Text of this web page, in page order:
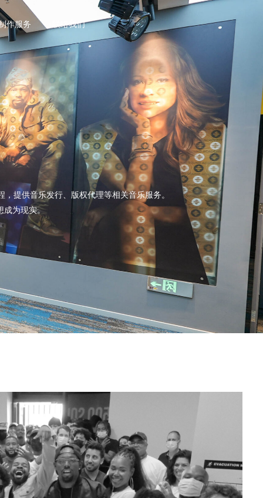
作服务 联络我们
提供音乐发行、版权代理等相关音乐服务。
成为现实。